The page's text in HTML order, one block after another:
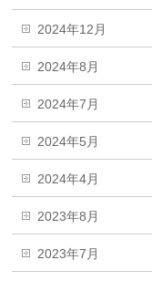
2024年12月
2024年8月
2024年7月
2024年5月
2024年4月
2023年8月
2023年7月